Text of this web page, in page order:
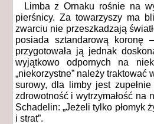
Limba z Ornaku rośnie na
pierśnicy. Za towarzyszy ma
zwarciu nie przeszkadzają
posiada sztandarową
przygotowała ją jednak
wyjątkowo odpornych na
„niekorzystne” należy
surowy, dla limby jest
zdrowotność i wytrzymałość na
Schadelin: „Jeżeli tylko
i strat”.